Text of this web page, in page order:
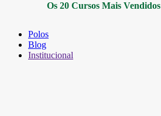
Os 20 Cursos Mais Vendidos
Polos
Blog
Institucional